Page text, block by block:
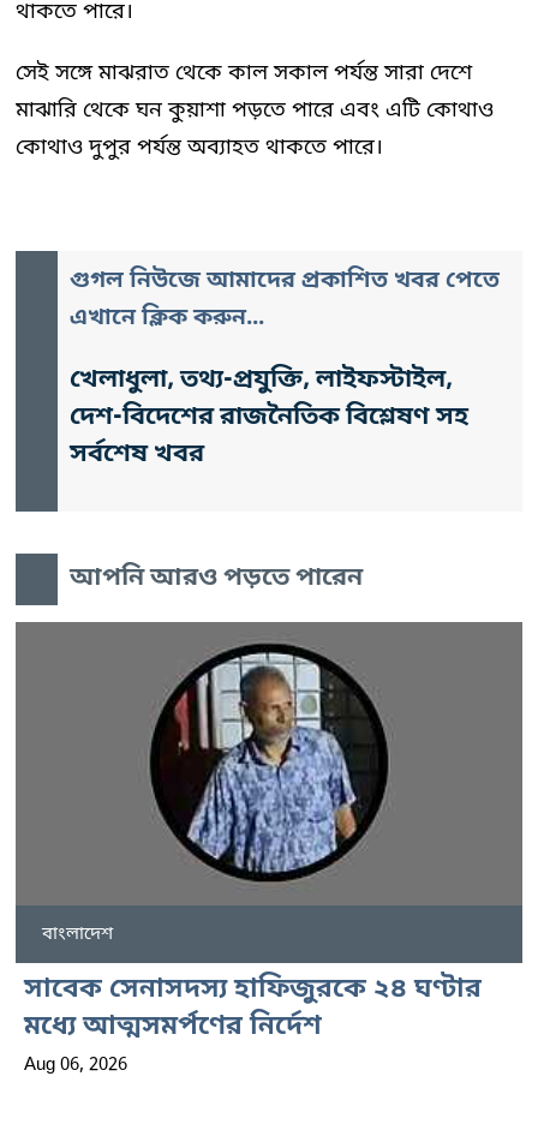
থাকতে পারে।
সেই সঙ্গে মাঝরাত থেকে কাল সকাল পর্যন্ত সারা দেশে
মাঝারি থেকে ঘন কুয়াশা পড়তে পারে এবং এটি কোথাও
কোথাও দুপুর পর্যন্ত অব্যাহত থাকতে পারে।
গুগল নিউজে আমাদের প্রকাশিত খবর পেতে
এখানে ক্লিক করুন...
খেলাধুলা, তথ্য-প্রযুক্তি, লাইফস্টাইল,
দেশ-বিদেশের রাজনৈতিক বিশ্লেষণ সহ
সর্বশেষ খবর
আপনি আরও পড়তে পারেন
বাংলাদেশ
সাবেক সেনাসদস্য হাফিজুরকে ২৪ ঘণ্টার
মধ্যে আত্মসমর্পণের নির্দেশ
Aug 06, 2026